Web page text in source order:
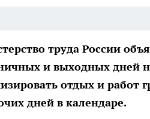
труда России
и выходных дней
отдых и работ
дней в календаре.